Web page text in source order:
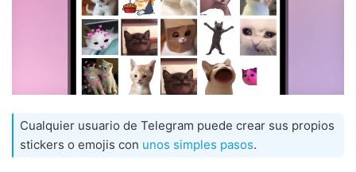
Cualquier usuario de Telegram puede crear sus propios
stickers o emojis con unos simples pasos.